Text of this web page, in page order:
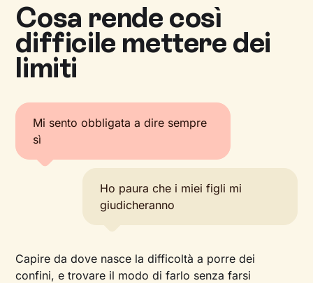
Cosa rende così
difficile mettere dei
limiti
Mi sento obbligata a dire sempre
sì
Ho paura che i miei figli mi
giudicheranno
Capire da dove nasce la difficoltà a porre dei
confini, e trovare il modo di farlo senza farsi